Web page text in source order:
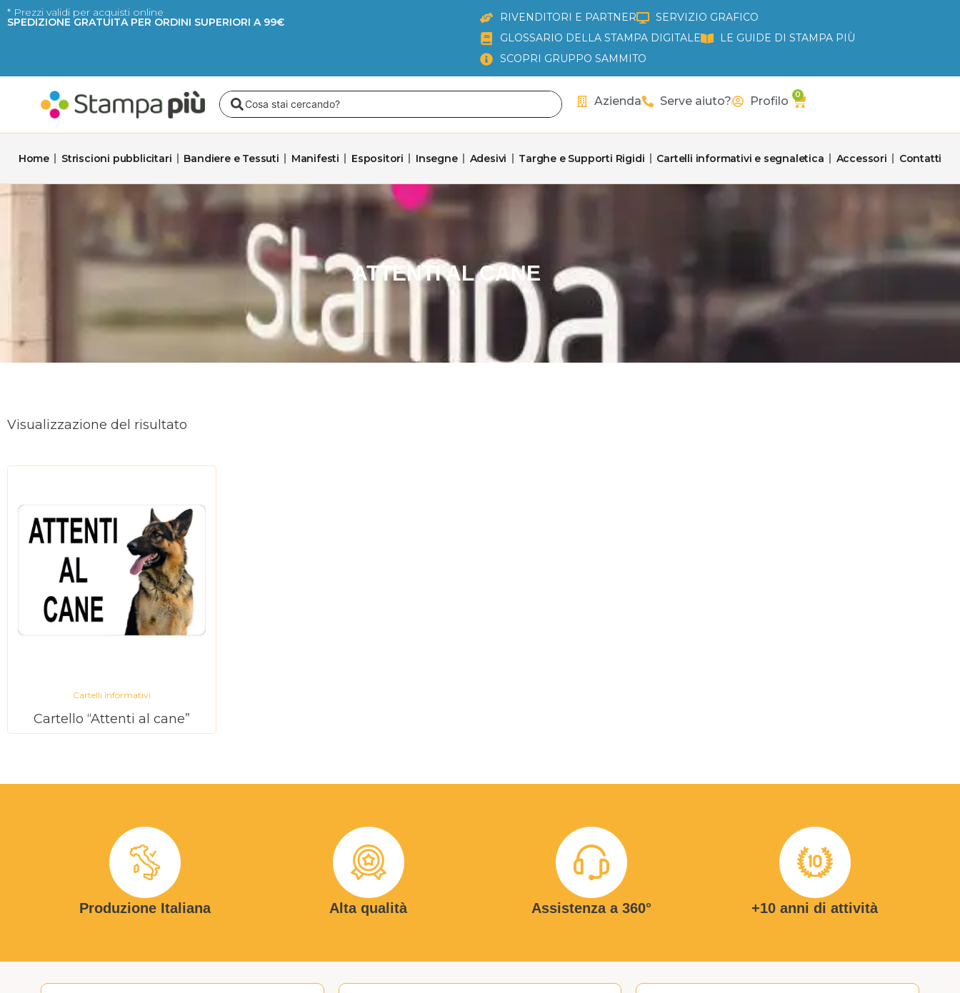
Vai
al
* Prezzi validi per acquisti online
SPEDIZIONE GRATUITA PER ORDINI SUPERIORI A 99€ RIVENDITORI E PARTNER
SERVIZIO GRAFICO
GLOSSARIO DELLA STAMPA DIGITALE
LE GUIDE DI STAMPA PIÙ
SCOPRI GRUPPO SAMMITO
Search
Azienda Serve aiuto? Profilo 0
Carrello
Home Striscioni pubblicitari Bandiere e Tessuti Manifesti Espositori Insegne Adesivi Targhe e Supporti Rigidi Cartelli informativi e segnaletica Accessori Contatti
ATTENTI AL CANE
Visualizzazione del risultato
Cartelli Informativi
Cartello “Attenti al cane”
Produzione Italiana Alta qualità Assistenza a 360° +10 anni di attività